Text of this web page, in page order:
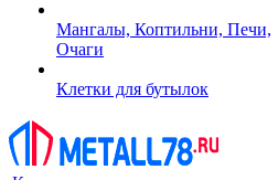
Мангалы, Коптильни, Печи,
Очаги
Клетки для бутылок